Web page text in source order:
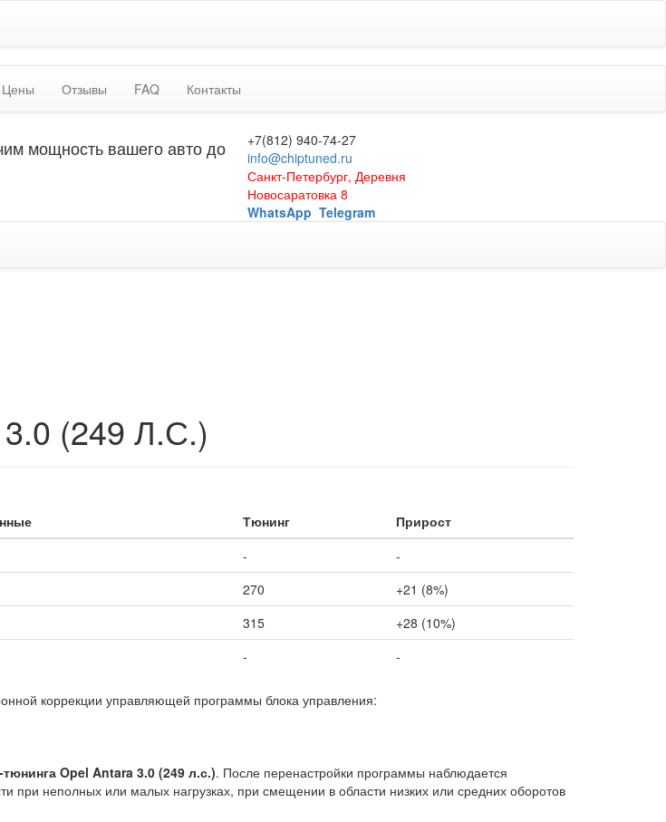
Цены Отзывы FAQ Контакты
мощность вашего авто до
+7(812) 940-74-27
info@chiptuned.ru
Санкт-Петербург, Деревня
Новосаратовка 8
WhatsApp Telegram
(249 Л.С.)
Тюнинг
Прирост
-
-
270
+21 (8%)
315
+28 (10%)
- -
коррекции управляющей программы блока управления:
Opel Antara 3.0 (249 л.с.). После перенастройки программы наблюдается
при неполных или малых нагрузках, при смещении в области низких или средних оборотов